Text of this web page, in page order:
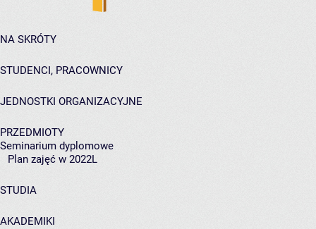
NA SKRÓTY
STUDENCI, PRACOWNICY
JEDNOSTKI ORGANIZACYJNE
PRZEDMIOTY
Seminarium dyplomowe
Plan zajęć w 2022L
STUDIA
AKADEMIKI